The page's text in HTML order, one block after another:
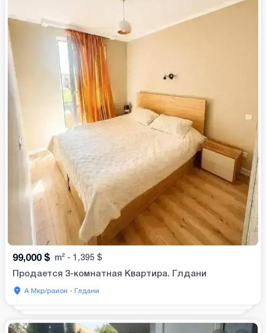
99,000 $ m² - 1,395 $
Продается 3-комнатная Квартира. Глдани
А Мкр/раион - Глдани